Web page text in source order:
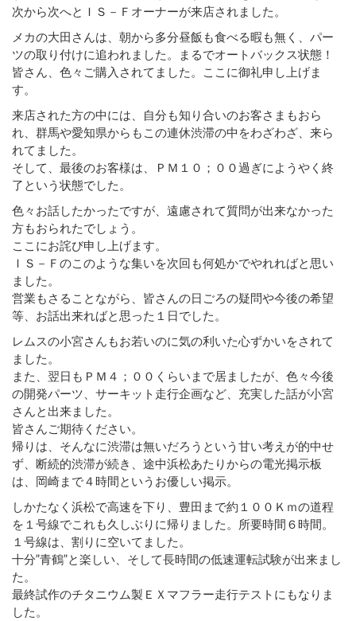
次から次へとＩＳ－Ｆオーナーが来店されました。
メカの大田さんは、朝から多分昼飯も食べる暇も無く、パー
ツの取り付けに追われました。まるでオートバックス状態！
皆さん、色々ご購入されてました。ここに御礼申し上げま
す。
来店された方の中には、自分も知り合いのお客さまもおら
れ、群馬や愛知県からもこの連休渋滞の中をわざわざ、来ら
れてました。
そして、最後のお客様は、ＰＭ１０；００過ぎにようやく終
了という状態でした。
色々お話したかったですが、遠慮されて質問が出来なかった
方もおられたでしょう。
ここにお詫び申し上げます。
ＩＳ－Ｆのこのような集いを次回も何処かでやれればと思い
ました。
営業もさることながら、皆さんの日ごろの疑問や今後の希望
等、お話出来ればと思った１日でした。
レムスの小宮さんもお若いのに気の利いた心ずかいをされて
ました。
また、翌日もＰＭ４；００くらいまで居ましたが、色々今後
の開発パーツ、サーキット走行企画など、充実した話が小宮
さんと出来ました。
皆さんご期待ください。
帰りは、そんなに渋滞は無いだろうという甘い考えが的中せ
ず、断続的渋滞が続き、途中浜松あたりからの電光掲示板
は、岡崎まで４時間というお優しい掲示。
しかたなく浜松で高速を下り、豊田まで約１００Ｋｍの道程
を１号線でこれも久しぶりに帰りました。所要時間６時間。
１号線は、割りに空いてました。
十分”青鶴”と楽しい、そして長時間の低速運転試験が出来まし
た。
最終試作のチタニウム製ＥＸマフラー走行テストにもなりま
した。